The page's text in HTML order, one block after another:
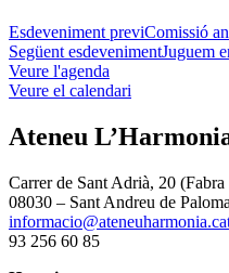
Esdeveniment previComissió
Següent esdevenimentJuguem
Veure l'agenda
Veure el calendari
Ateneu
Carrer de Sant Adrià, 20 (Fabra
08030 – Sant Andreu de
93 256 60 85